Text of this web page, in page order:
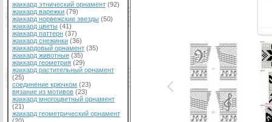
жаккард этнический орнамент (92)
жаккард варежки (79)
жаккард норвежские звезды (50)
жаккард цветы (41)
жаккард паттерн (37)
жаккард снежинки (36)
жаккардовый орнамент (35)
жаккард животные (35)
жаккард геометрия (29)
жаккард растительный орнамент
(25)
соединение крючком (23)
вязание из мотивов (23)
жаккард многоцветный орнамент
(21)
жаккард геометрический орнамент